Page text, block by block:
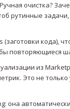
очистка?
рутинные
кода),
повторяющиеся
из
Это не